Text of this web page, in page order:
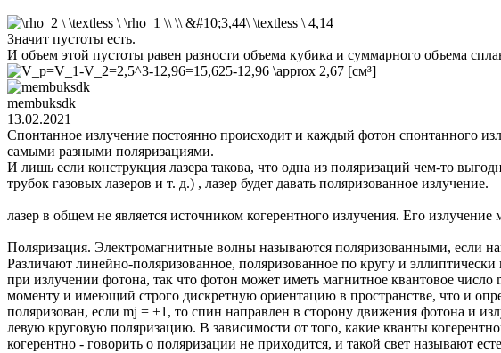
Значит пустоты есть.
И объем этой пустоты равен разности объема кубика и суммарного объема
[см³]
membuksdk
13.02.2021
Спонтанное излучение постоянно происходит и каждый фотон спонтанного
самыми разными поляризациями.
И лишь если конструкция лазера такова, что одна из поляризаций чем-то
трубок газовых лазеров и т. д.) , лазер будет давать поляризованное излучение.
лазер в общем не является источником когерентного излучения. Его
Поляризация. Электромагнитные волны называются поляризованными, если
Различают линейно-поляризованное, поляризованное по кругу и
при излучении фотона, так что фотон может иметь магнитное квантовое
моменту и имеющий строго дискретную ориентацию в пространстве, что и
поляризован, если mj = +1, то спин направлен в сторону движения фотона и
левую круговую поляризацию. В зависимости от того, какие кванты
когерентно - говорить о поляризации не приходится, и такой свет называют